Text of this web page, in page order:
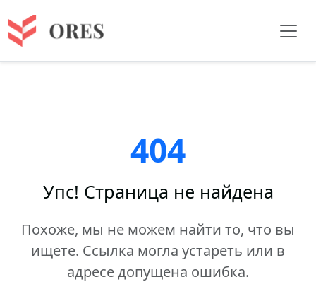
404
Упс! Страница не найдена
Похоже, мы не можем найти то, что вы
ищете. Ссылка могла устареть или в
адресе допущена ошибка.